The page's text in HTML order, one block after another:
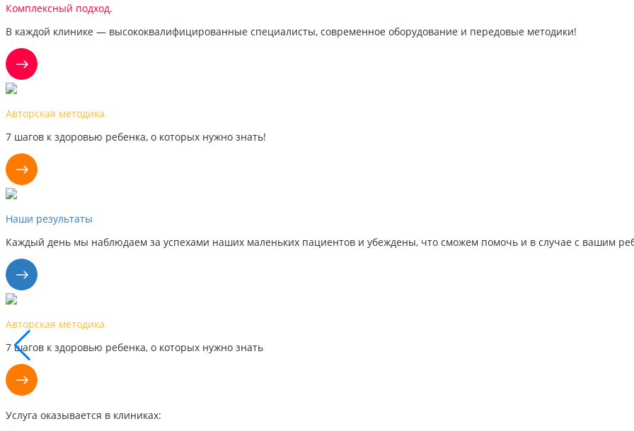
Комплексный подход.
В каждой клинике — высококвалифицированные специалисты, современное оборудование и передовые методики!
Авторская методика
7 шагов к здоровью ребенка, о которых нужно знать!
Наши результаты
Каждый день мы наблюдаем за успехами наших маленьких пациентов и убеждены, что сможем помочь и в случае с вашим
Авторская методика
7 шагов к здоровью ребенка, о которых нужно знать
Услуга оказывается в клиниках: